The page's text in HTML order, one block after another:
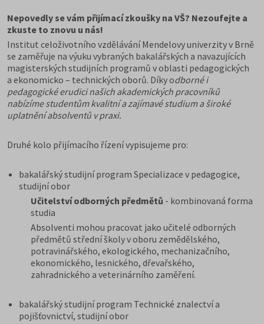
Nepovedly se vám přijímací zkoušky na VŠ? Nezoufejte a
zkuste to znovu u nás!
Institut celoživotního vzdělávání Mendelovy univerzity v Brně
se zaměřuje na výuku vybraných bakalářských a navazujících
magisterských studijních programů v oblasti pedagogických
a ekonomicko – technických oborů. Díky odborné i
pedagogické erudici našich akademických pracovníků
nabízíme studentům kvalitní a zajímavé studium a široké
uplatnění absolventů v praxi.
Druhé kolo přijímacího řízení vypisujeme pro:
bakalářský studijní program Specializace v pedagogice,
studijní obor
Učitelství odborných předmětů - kombinovaná forma
studia
Absolventi mohou pracovat jako učitelé odborných
předmětů střední školy v oboru zemědělského,
potravinářského, ekologického, mechanizačního,
ekonomického, lesnického, dřevařského,
zahradnického a veterinárního zaměření.
bakalářský studijní program Technické znalectví a
pojišťovnictví, studijní obor